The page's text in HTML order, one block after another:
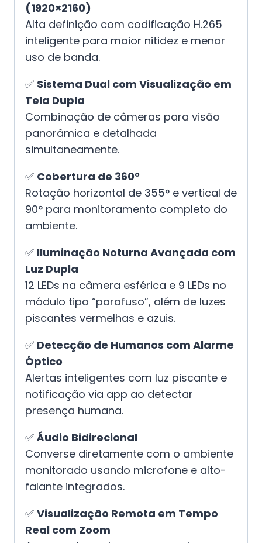
(1920×2160)
Alta definição com codificação H.265
inteligente para maior nitidez e menor
uso de banda.
✅ Sistema Dual com Visualização em
Tela Dupla
Combinação de câmeras para visão
panorâmica e detalhada
simultaneamente.
✅ Cobertura de 360°
Rotação horizontal de 355° e vertical de
90° para monitoramento completo do
ambiente.
✅ Iluminação Noturna Avançada com
Luz Dupla
12 LEDs na câmera esférica e 9 LEDs no
módulo tipo “parafuso”, além de luzes
piscantes vermelhas e azuis.
✅ Detecção de Humanos com Alarme
Óptico
Alertas inteligentes com luz piscante e
notificação via app ao detectar
presença humana.
✅ Áudio Bidirecional
Converse diretamente com o ambiente
monitorado usando microfone e alto-
falante integrados.
✅ Visualização Remota em Tempo
Real com Zoom